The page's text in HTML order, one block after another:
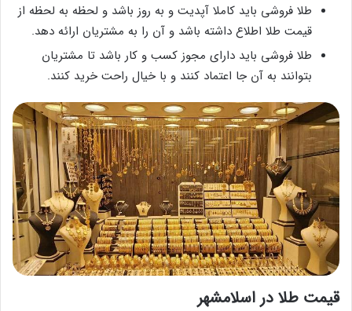
طلا فروشی باید کاملا آپدیت و به روز باشد و لحظه به لحظه از
قیمت طلا اطلاع داشته باشد و آن را به مشتریان ارائه دهد.
طلا فروشی باید دارای مجوز کسب و کار باشد تا مشتریان
بتوانند به آن جا اعتماد کنند و با خیال راحت خرید کنند.
قیمت طلا در اسلامشهر